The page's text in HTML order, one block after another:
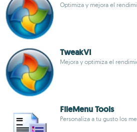
Optimiza y mejora el
TweakVI
Mejora y optimiza el
FileMenu Tools
Personaliza a tu gusto los